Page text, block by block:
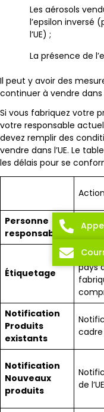
Les aérosols
l’epsilon inversé
l’UE) ;
La présence de
Il peut y avoir des
continuer à vendre dans
Si vous fabriquez votre
votre responsable
devez remplir des
vendre dans l’UE. Le
les délais pour se
Personne
responsable
Créer
Étiquetage
Nom
pays
Notification
Produits
existants
cadre
Notification
Nouveaux
produits
de l’UE